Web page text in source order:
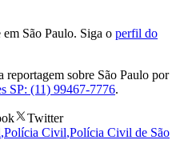
São Paulo. Siga o perfil do
reportagem sobre São Paulo por
SP: (11) 99467-7776.
Twitter
,Polícia Civil,Polícia Civil de São